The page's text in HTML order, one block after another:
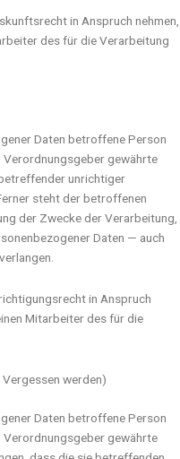
in Anspruch nehmen,
des für die Verarbeitung
Daten betroffene Person
Verordnungsgeber gewährte
unrichtiger
steht der betroffenen
der Zwecke der Verarbeitung,
Daten — auch
in Anspruch
Mitarbeiter des für die
werden)
Daten betroffene Person
Verordnungsgeber gewährte